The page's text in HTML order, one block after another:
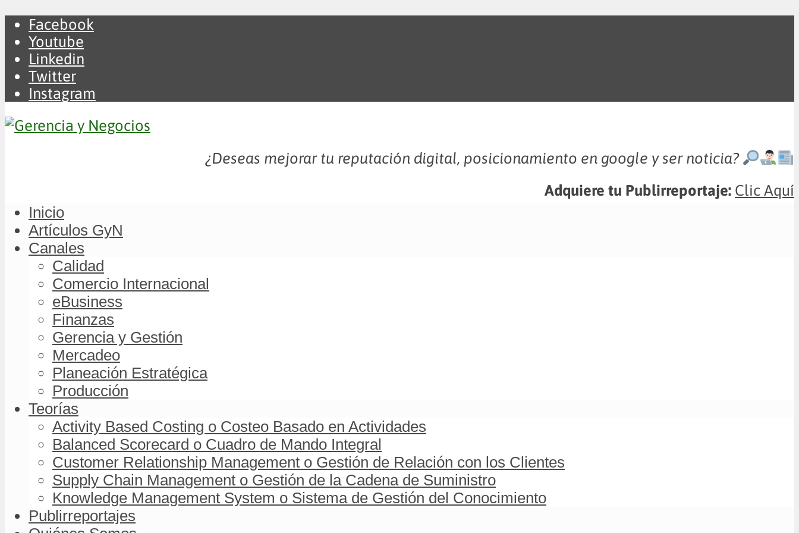
Facebook
Youtube
Linkedin
Twitter
Instagram
¿Deseas mejorar tu reputación digital, posicionamiento en google y ser noticia?
Adquiere tu Publirreportaje: Clic Aquí
Inicio
Artículos GyN
Canales
Calidad
Comercio Internacional
eBusiness
Finanzas
Gerencia y Gestión
Mercadeo
Planeación Estratégica
Producción
Teorías
Activity Based Costing o Costeo Basado en Actividades
Balanced Scorecard o Cuadro de Mando Integral
Customer Relationship Management o Gestión de Relación con los Clientes
Supply Chain Management o Gestión de la Cadena de Suministro
Knowledge Management System o Sistema de Gestión del Conocimiento
Publirreportajes